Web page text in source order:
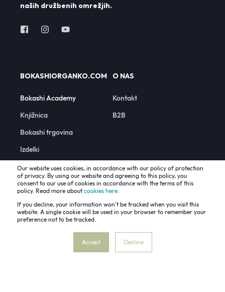
Our website uses cookies, in accordance with our policy of protection
of privacy. By using our website and agreeing to this policy, you
consent to our use of cookies in accordance with the terms of this
policy. Read more aboutcookies here.
If you decline, your information won’t be tracked when you visit this
website. A single cookie will be used in your browser to remember your
preference not to be tracked.
Accept Decline
naših družbenih omrežjih.
BOKASHIORGANKO.COM
Bokashi Academy
Knjižnica
Bokashi trgovina
Izdelki
O NAS
Kontakt
B2B
Vse pravice pridržane © 2022 Plastika Skaza, EU
Pravilnik o zasebnosti in varstvu podatkov